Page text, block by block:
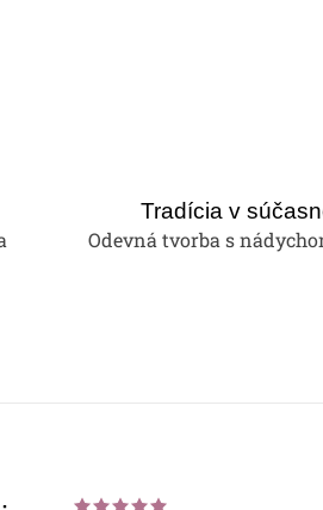
Tradícia v
Odevná tvorba s